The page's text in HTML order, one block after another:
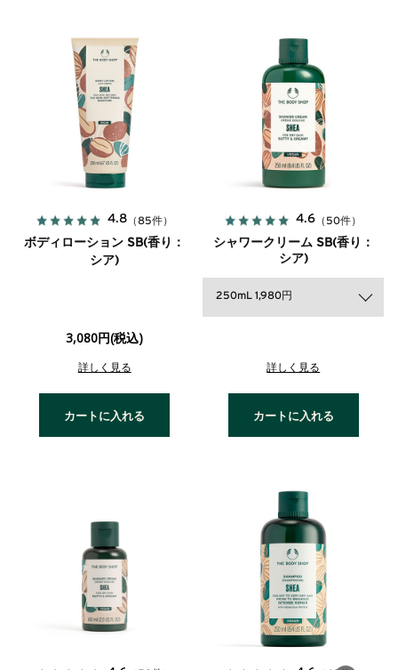
4.8（85件）
ボディローション SB(香り：
シア)
3,080円(税込)
詳しく見る
カートに入れる
4.6 （50件）
シャワークリーム SB(香り：
シア)
250mL 1,980円
詳しく見る
カートに入れる